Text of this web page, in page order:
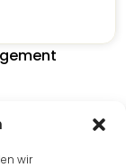
wir